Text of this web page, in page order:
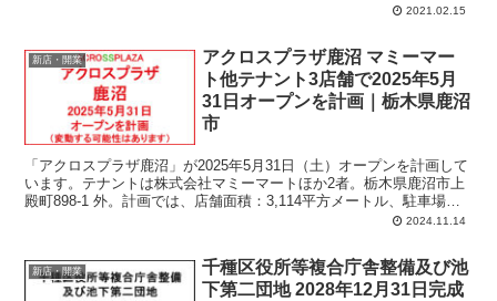
2021.02.15
新店・開業
アクロスプラザ鹿沼 マミーマー
ト他テナント3店舗で2025年5月
31日オープンを計画｜栃木県鹿沼
市
「アクロスプラザ鹿沼」が2025年5月31日（土）オープンを計画して
います。テナントは株式会社マミーマートほか2者。栃木県鹿沼市上
殿町898-1 外。計画では、店舗面積：3,114平方メートル、駐車場：
122台、駐輪場：84台、営業時間：株式会社マミーマート午前8時00
2024.11.14
新店・開業
千種区役所等複合庁舎整備及び池
下第二団地 2028年12月31日完成